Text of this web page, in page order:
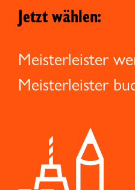
Jetzt wählen:
Meisterleister
Meisterleister